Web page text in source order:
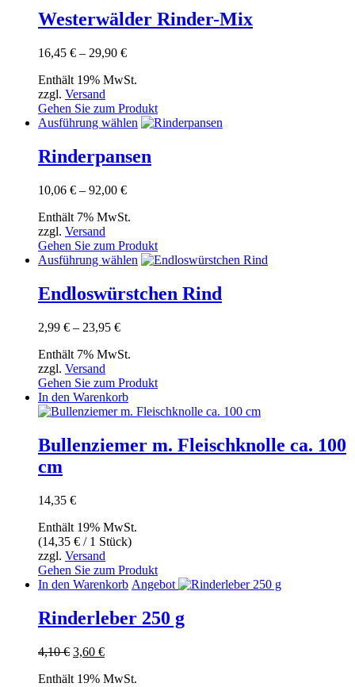
gewählt
weist
mehrere
auf
der
gewählt
Westerwälder Rinder-Mix
16,45 € – 29,90 €Preisspanne:
bis
Enthält 19% MwSt.
zzgl. Versand
Gehen Sie zum Produkt
Ausführung wählen Dieses
mehrere
auf
der
gewählt
werden
Rinderpansen
10,06 € – 92,00 €Preisspanne:
bis
Enthält 7% MwSt.
zzgl. Versand
Gehen Sie zum Produkt
Ausführung wählen Dieses
weist
mehrere
auf
Produktseite
werden
Endloswürstchen Rind
2,99 € – 23,95 €Preisspanne:
bis
Enthält 7% MwSt.
zzgl. Versand
Gehen Sie zum Produkt
In den Warenkorb
Bullenziemer m. Fleischknolle ca. 100
cm
14,35 €
Enthält 19% MwSt.
(14,35 € / 1 Stück)
zzgl. Versand
Gehen Sie zum Produkt
In den Warenkorb Angebot
Rinderleber 250 g
4,10€ Ursprünglicher
war:
3,60 €Aktueller
ist:
Enthält 19% MwSt.